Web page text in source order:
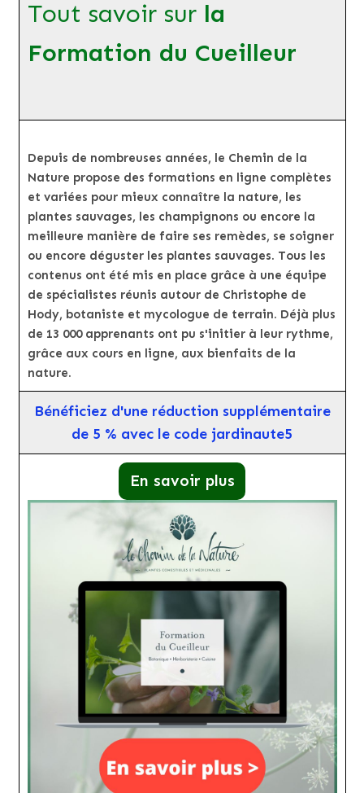
Tout savoir sur la
Formation du Cueilleur
Depuis de nombreuses années, le Chemin de la
Nature propose des formations en ligne complètes
et variées pour mieux connaître la nature, les
plantes sauvages, les champignons ou encore la
meilleure manière de faire ses remèdes, se soigner
ou encore déguster les plantes sauvages. Tous les
contenus ont été mis en place grâce à une équipe
de spécialistes réunis autour de Christophe de
Hody, botaniste et mycologue de terrain. Déjà plus
de 13 000 apprenants ont pu s'initier à leur rythme,
grâce aux cours en ligne, aux bienfaits de la
nature.
Bénéficiez d'une réduction supplémentaire
de 5 % avec le code jardinaute5
En savoir plus